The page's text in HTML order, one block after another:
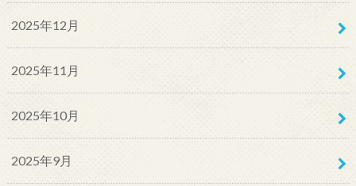
2025年12月
2025年11月
2025年10月
2025年9月